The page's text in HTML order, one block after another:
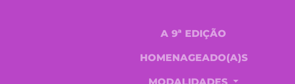
A 9ª EDIÇÃO
HOMENAGEADO(A)S